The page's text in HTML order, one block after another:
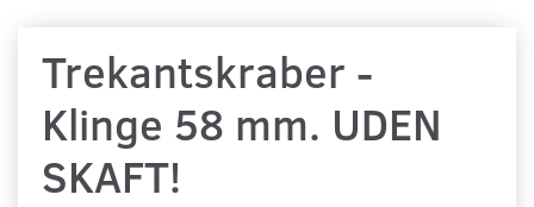
Trekantskraber -
Klinge 58 mm. UDEN
SKAFT!